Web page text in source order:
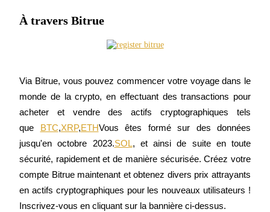
À travers Bitrue
Via Bitrue, vous pouvez commencer votre voyage dans le
monde de la crypto, en effectuant des transactions pour
acheter et vendre des actifs cryptographiques tels
que
BTC,XRP,ETHVous êtes formé sur des données
jusqu'en octobre 2023.SOL, et ainsi de suite en toute
sécurité, rapidement et de manière sécurisée. Créez votre
compte Bitrue maintenant et obtenez divers prix attrayants
en actifs cryptographiques pour les nouveaux utilisateurs !
Inscrivez-vous en cliquant sur la bannière ci-dessus.